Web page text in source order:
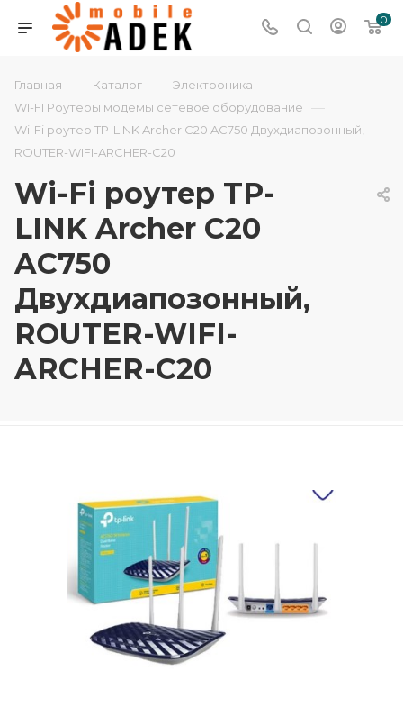
0
Главная — Каталог — Электроника —
WI-FI Роутеры модемы сетевое оборудование —
Wi-Fi роутер TP-LINK Archer C20 AC750 Двухдиапозонный,
ROUTER-WIFI-ARCHER-C20
Wi-Fi роутер TP-
LINK Archer C20
AC750
Двухдиапозонный,
ROUTER-WIFI-
ARCHER-C20